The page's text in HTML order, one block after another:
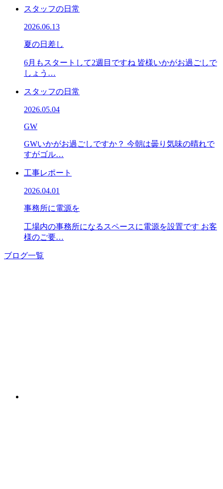
スタッフの日常
2026.06.13
夏の日差し
6月もスタートして2週目ですね 皆様いかがお過ごしで
しょう…
スタッフの日常
2026.05.04
GW
GWいかがお過ごしですか？ 今朝は曇り気味の晴れで
すがゴル…
工事レポート
2026.04.01
事務所に電源を
工場内の事務所になるスペースに電源を設置です お客
様のご要…
ブログ一覧